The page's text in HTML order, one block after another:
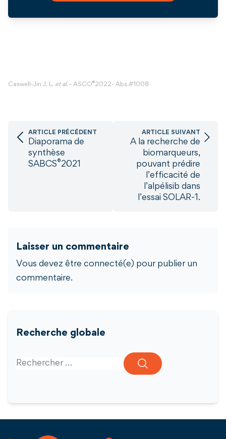
Caswell-Jin J. L. et al.– ASCO®2022- Abs.#1008
ARTICLE PRÉCÉDENT
Diaporama de
synthèse
SABCS®2021
ARTICLE SUIVANT
A la recherche de
biomarqueurs,
pouvant prédire
l’efficacité de
l’alpélisib dans
l’essai SOLAR-1.
Laisser un commentaire
Vous devez être connecté(e) pour publier un
commentaire.
Recherche globale
Search for: